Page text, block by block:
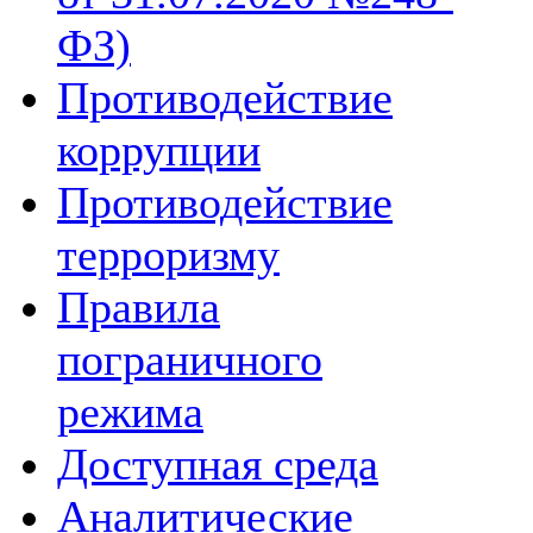
ФЗ)
Противодействие
коррупции
Противодействие
терроризму
Правила
пограничного
режима
Доступная среда
Аналитические